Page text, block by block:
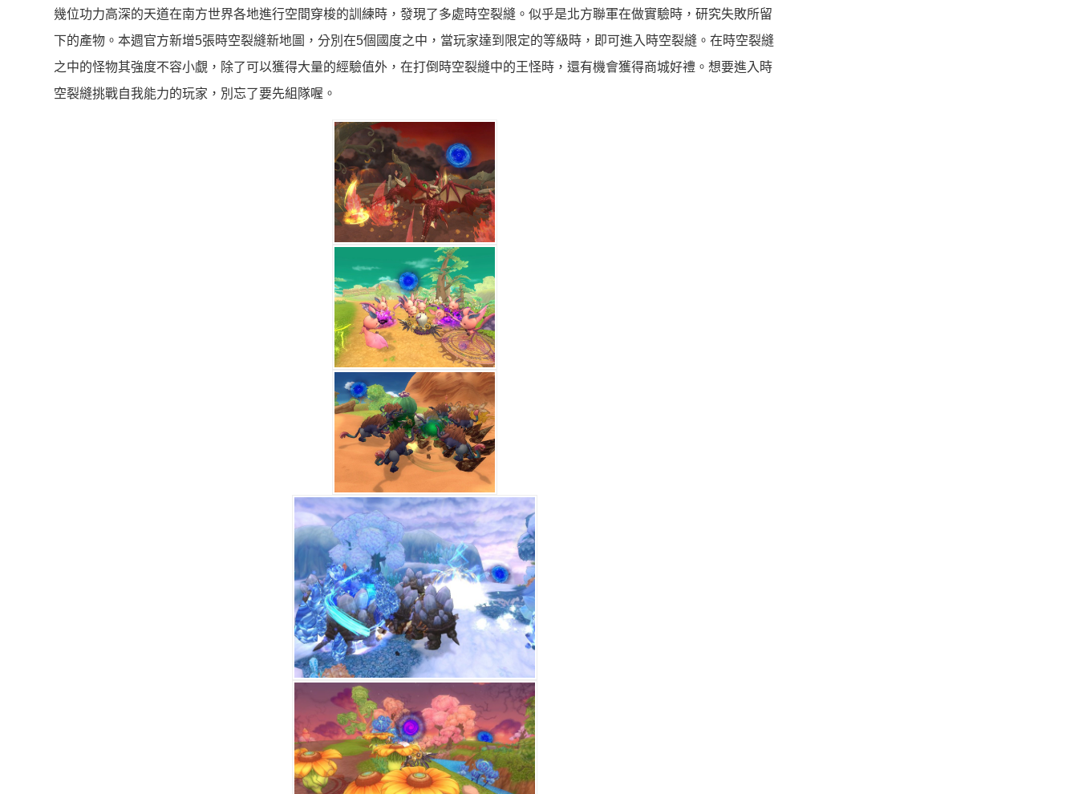
幾位功力高深的天道在南方世界各地進行空間穿梭的訓練時，發現了多處時空裂縫。似乎是北方聯軍在做實驗時，研究失敗所留
下的產物。本週官方新增5張時空裂縫新地圖，分別在5個國度之中，當玩家達到限定的等級時，即可進入時空裂縫。在時空裂縫
之中的怪物其強度不容小覷，除了可以獲得大量的經驗值外，在打倒時空裂縫中的王怪時，還有機會獲得商城好禮。想要進入時
空裂縫挑戰自我能力的玩家，別忘了要先組隊喔。